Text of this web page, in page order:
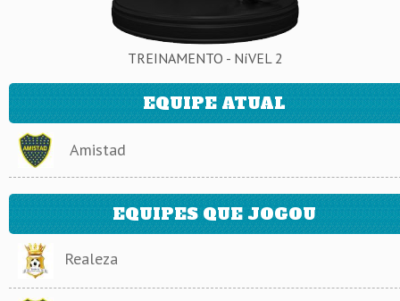
TREINAMENTO - NíVEL 2
EQUIPE ATUAL
Amistad
EQUIPES QUE JOGOU
Realeza